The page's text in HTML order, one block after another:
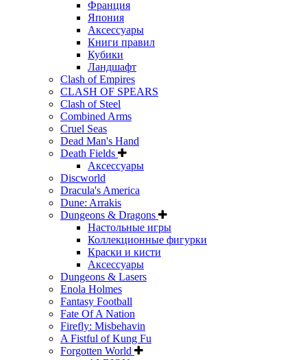
Франция
Япония
Аксессуары
Книги правил
Кубики
Ландшафт
Clash of Empires
CLASH OF SPEARS
Clash of Steel
Combined Arms
Cruel Seas
Dead Man's Hand
Death Fields
Аксессуары
Discworld
Dracula's America
Dune: Arrakis
Dungeons & Dragons
Настольные игры
Коллекционные фигурки
Краски и кисти
Аксессуары
Dungeons & Lasers
Enola Holmes
Fantasy Football
Fate Of A Nation
Firefly: Misbehavin
A Fistful of Kung Fu
Forgotten World